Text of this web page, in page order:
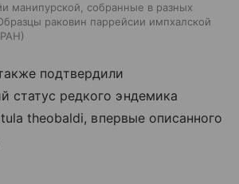
манипурской, собранные в разных
раковин паррейсии импхалской
подтвердили
статус редкого эндемика
theobaldi, впервые описанного